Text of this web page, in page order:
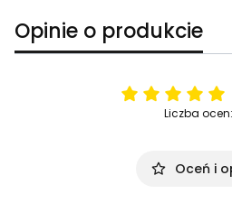
Opinie o produkcie
Liczba
Oceń i